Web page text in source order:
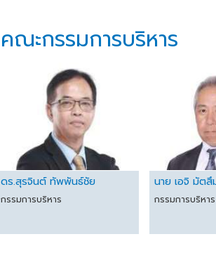
คณะกรรมการบริหาร
ดร.สุรจินต์ ทัพพันธ์ชัย
กรรมการบริหาร
นาย เอจิ มัตสึ
กรรมการบริหาร